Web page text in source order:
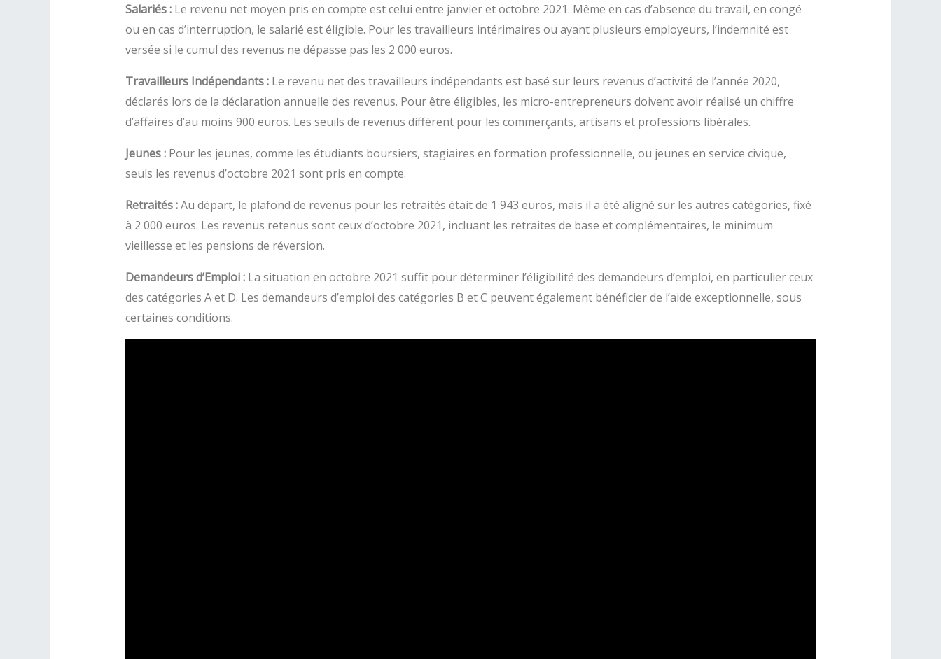
Salariés :Le revenu net moyen pris en compte est celui entre janvier et octobre 2021. Même en cas d’absence du travail, en congé
ou en cas d’interruption, le salarié est éligible. Pour les travailleurs intérimaires ou ayant plusieurs employeurs, l’indemnité est
versée si le cumul des revenus ne dépasse pas les 2 000 euros.
Travailleurs Indépendants :Le revenu net des travailleurs indépendants est basé sur leurs revenus d’activité de l’année 2020,
déclarés lors de la déclaration annuelle des revenus. Pour être éligibles, les micro-entrepreneurs doivent avoir réalisé un chiffre
d’affaires d’au moins 900 euros. Les seuils de revenus diffèrent pour les commerçants, artisans et professions libérales.
Jeunes :Pour les jeunes, comme les étudiants boursiers, stagiaires en formation professionnelle, ou jeunes en service civique,
seuls les revenus d’octobre 2021 sont pris en compte.
Retraités :Au départ, le plafond de revenus pour les retraités était de 1 943 euros, mais il a été aligné sur les autres catégories, fixé
à 2 000 euros. Les revenus retenus sont ceux d’octobre 2021, incluant les retraites de base et complémentaires, le minimum
vieillesse et les pensions de réversion.
Demandeurs d’Emploi :La situation en octobre 2021 suffit pour déterminer l’éligibilité des demandeurs d’emploi, en particulier ceux
des catégories A et D. Les demandeurs d’emploi des catégories B et C peuvent également bénéficier de l’aide exceptionnelle, sous
certaines conditions.